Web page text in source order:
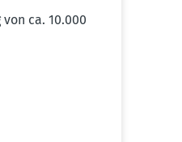
ca. 10.000